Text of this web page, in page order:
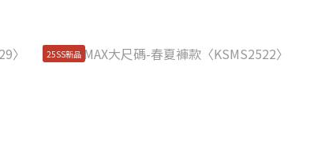
25SS新品